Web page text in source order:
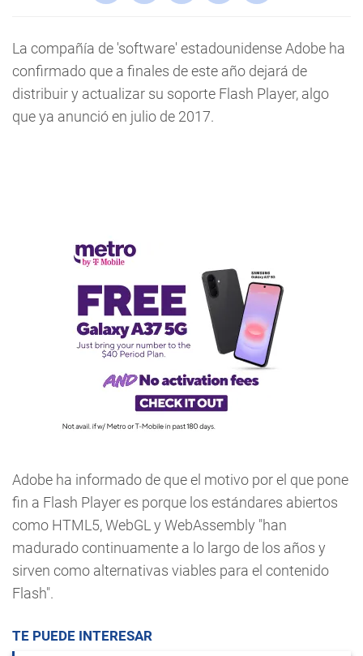
La compañía de 'software' estadounidense Adobe ha
confirmado que a finales de este año dejará de
distribuir y actualizar su soporte Flash Player, algo
que ya anunció en julio de 2017.
Adobe ha informado de que el motivo por el que pone
fin a Flash Player es porque los estándares abiertos
como HTML5, WebGL y WebAssembly "han
madurado continuamente a lo largo de los años y
sirven como alternativas viables para el contenido
Flash".
TE PUEDE INTERESAR